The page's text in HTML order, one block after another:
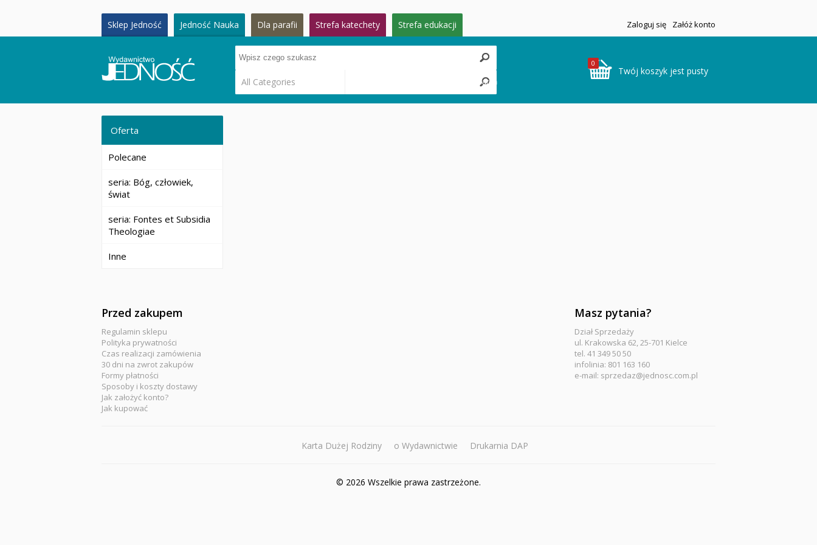
Sklep Jedność Jedność Nauka Dla parafii Strefa katechety Strefa edukacji Zaloguj się Załóż konto
All Categories Search
0
Twój koszyk jest pusty
Oferta
Polecane
seria: Bóg, człowiek,
świat
seria: Fontes et Subsidia
Theologiae
Inne
Przed zakupem
Regulamin sklepu
Polityka prywatności
Czas realizacji zamówienia
30 dni na zwrot zakupów
Formy płatności
Sposoby i koszty dostawy
Jak założyć konto?
Jak kupować
Masz pytania?
Dział Sprzedaży
ul. Krakowska 62, 25-701 Kielce
tel. 41 349 50 50
infolinia: 801 163 160
e-mail: sprzedaz@jednosc.com.pl
Karta Dużej Rodziny o Wydawnictwie Drukarnia DAP
© 2026 Wszelkie prawa zastrzeżone.